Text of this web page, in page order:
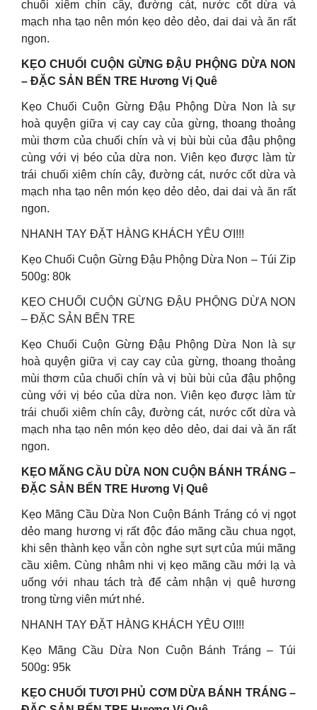
chuối xiêm chín cây, đường cát, nước cốt dừa và
mạch nha tạo nên món kẹo dẻo dẻo, dai dai và ăn rất
ngon.
KẸO CHUỐI CUỘN GỪNG ĐẬU PHỘNG DỪA NON
– ĐẶC SẢN BẾN TRE Hương Vị Quê
Kẹo Chuối Cuộn Gừng Đậu Phộng Dừa Non là sự
hoà quyện giữa vị cay cay của gừng, thoang thoảng
mùi thơm của chuối chín và vị bùi bùi của đậu phộng
cùng với vị béo của dừa non. Viên kẹo được làm từ
trái chuối xiêm chín cây, đường cát, nước cốt dừa và
mạch nha tạo nên món kẹo dẻo dẻo, dai dai và ăn rất
ngon.
NHANH TAY ĐẶT HÀNG KHÁCH YÊU ƠI!!!
Kẹo Chuối Cuộn Gừng Đậu Phộng Dừa Non – Túi Zip
500g: 80k
KẸO CHUỐI CUỘN GỪNG ĐẬU PHỘNG DỪA NON
– ĐẶC SẢN BẾN TRE
Kẹo Chuối Cuộn Gừng Đậu Phộng Dừa Non là sự
hoà quyện giữa vị cay cay của gừng, thoang thoảng
mùi thơm của chuối chín và vị bùi bùi của đậu phộng
cùng với vị béo của dừa non. Viên kẹo được làm từ
trái chuối xiêm chín cây, đường cát, nước cốt dừa và
mạch nha tạo nên món kẹo dẻo dẻo, dai dai và ăn rất
ngon.
KẸO MÃNG CẦU DỪA NON CUỘN BÁNH TRÁNG –
ĐẶC SẢN BẾN TRE Hương Vị Quê
Kẹo Mãng Cầu Dừa Non Cuộn Bánh Tráng có vị ngọt
dẻo mang hương vị rất độc đáo mãng cầu chua ngọt,
khi sên thành kẹo vẫn còn nghe sựt sựt của múi mãng
cầu xiêm. Cùng nhâm nhi vị kẹo mãng cầu mới lạ và
uống với nhau tách trà để cảm nhận vị quê hương
trong từng viên mứt nhé.
NHANH TAY ĐẶT HÀNG KHÁCH YÊU ƠI!!!
Kẹo Mãng Cầu Dừa Non Cuộn Bánh Tráng – Túi
500g: 95k
KẸO CHUỐI TƯƠI PHỦ CƠM DỪA BÁNH TRÁNG –